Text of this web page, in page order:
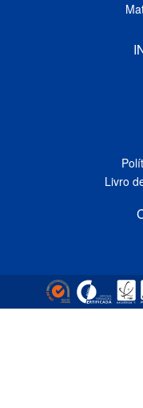
Livro
(*custo de